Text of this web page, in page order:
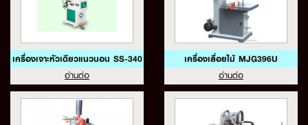
เครื่องเจาะหัวเดียวแนวนอน SS-340
อ่านต่อ
เครื่องเลื่อยไม้ MJG396U
อ่านต่อ